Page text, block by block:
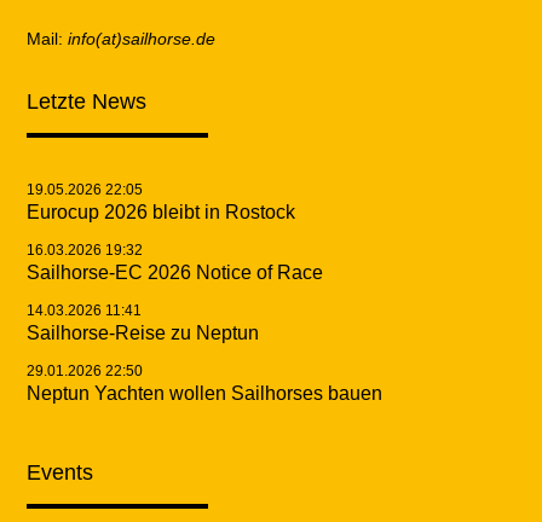
Mail:info(at)sailhorse.de
Letzte News
19.05.2026 22:05
Eurocup 2026 bleibt in Rostock
16.03.2026 19:32
Sailhorse-EC 2026 Notice of Race
14.03.2026 11:41
Sailhorse-Reise zu Neptun
29.01.2026 22:50
Neptun Yachten wollen Sailhorses bauen
Events